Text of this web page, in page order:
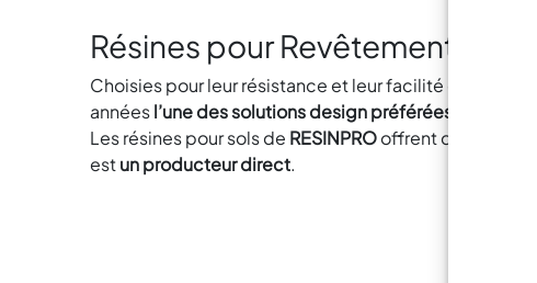
Résines pour Revêtements et
Choisies pour leur résistance et leur facilité
annéesl’une des solutions design préférées des
Les résines pour sols de RESINPROoffrent des prix
estun producteur direct.